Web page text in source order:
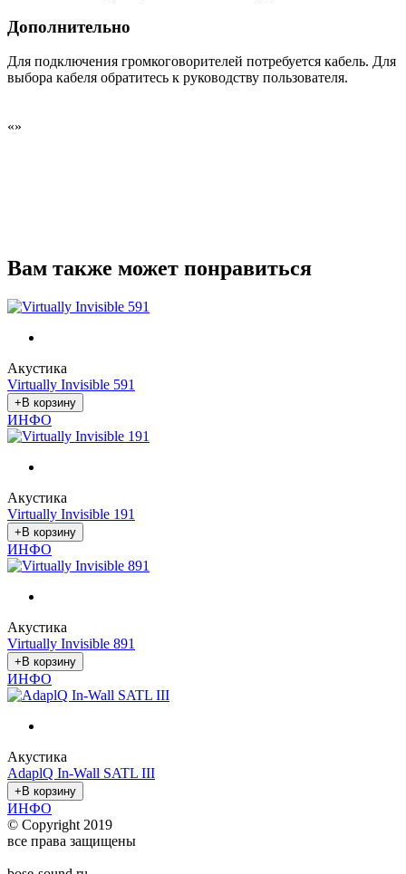
Дополнительно
Для подключения громкоговорителей потребуется кабель. Для
выбора кабеля обратитесь к руководству пользователя.
«»
Вам также может понравиться
Акустика
Virtually Invisible 591
ИНФО
Акустика
Virtually Invisible 191
ИНФО
Акустика
Virtually Invisible 891
ИНФО
Акустика
AdaplQ In-Wall SATL III
ИНФО
© Copyright 2019
все права защищены